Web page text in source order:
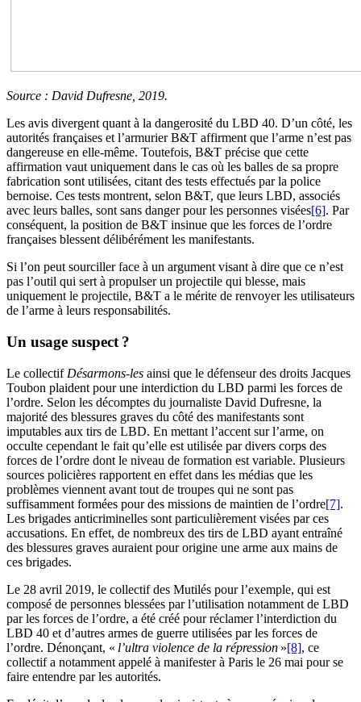
Source : David Dufresne, 2019.
Les avis divergent quant à la dangerosité du LBD 40. D’un côté, les
autorités françaises et l’armurier B&T affirment que l’arme n’est pas
dangereuse en elle-même. Toutefois, B&T précise que cette
affirmation vaut uniquement dans le cas où les balles de sa propre
fabrication sont utilisées, citant des tests effectués par la police
bernoise. Ces tests montrent, selon B&T, que leurs LBD, associés
avec leurs balles, sont sans danger pour les personnes visées[6]. Par
conséquent, la position de B&T insinue que les forces de l’ordre
françaises blessent délibérément les manifestants.
Si l’on peut sourciller face à un argument visant à dire que ce n’est
pas l’outil qui sert à propulser un projectile qui blesse, mais
uniquement le projectile, B&T a le mérite de renvoyer les utilisateurs
de l’arme à leurs responsabilités.
Un usage suspect ?
Le collectif Désarmons-les ainsi que le défenseur des droits Jacques
Toubon plaident pour une interdiction du LBD parmi les forces de
l’ordre. Selon les décomptes du journaliste David Dufresne, la
majorité des blessures graves du côté des manifestants sont
imputables aux tirs de LBD. En mettant l’accent sur l’arme, on
occulte cependant le fait qu’elle est utilisée par divers corps des
forces de l’ordre dont le niveau de formation est variable. Plusieurs
sources policières rapportent en effet dans les médias que les
problèmes viennent avant tout de troupes qui ne sont pas
suffisamment formées pour des missions de maintien de l’ordre[7].
Les brigades anticriminelles sont particulièrement visées par ces
accusations. En effet, de nombreux des tirs de LBD ayant entraîné
des blessures graves auraient pour origine une arme aux mains de
ces brigades.
Le 28 avril 2019, le collectif des Mutilés pour l’exemple, qui est
composé de personnes blessées par l’utilisation notamment de LBD
par les forces de l’ordre, a été créé pour réclamer l’interdiction du
LBD 40 et d’autres armes de guerre utilisées par les forces de
l’ordre. Dénonçant, « l’ultra violence de la répression »[8], ce
collectif a notamment appelé à manifester à Paris le 26 mai pour se
faire entendre par les autorités.